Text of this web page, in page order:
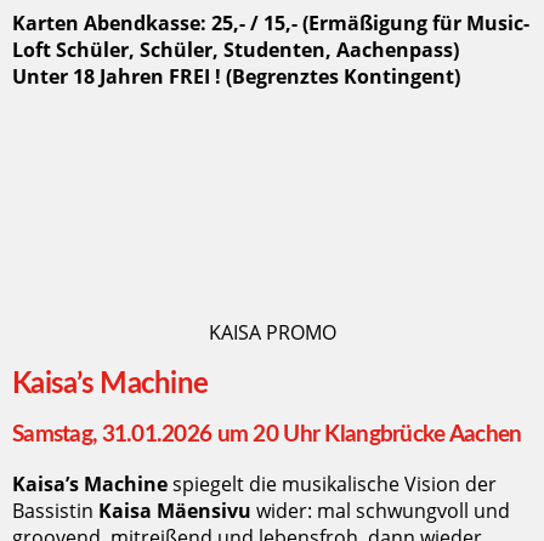
Karten Abendkasse: 25,- / 15,- (Ermäßigung für Music-
Loft Schüler, Schüler, Studenten, Aachenpass)
Unter 18 Jahren FREI ! (Begrenztes Kontingent)
KAISA PROMO
Kaisa’s Machine
Samstag, 31.01.2026 um 20 Uhr Klangbrücke Aachen
Kaisa’s Machinespiegelt die musikalische Vision der
Bassistin Kaisa Mäensivu wider: mal schwungvoll und